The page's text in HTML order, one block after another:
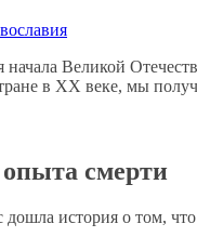
начала Великой
в XX веке, мы
смерти
история о том,